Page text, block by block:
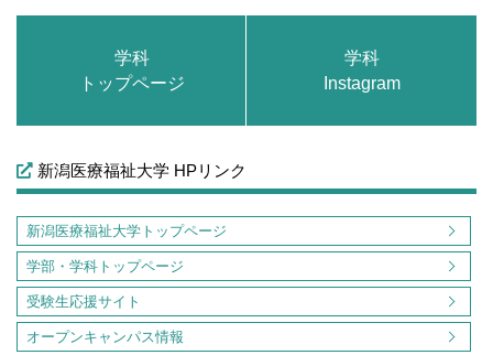
学科
トップページ
学科
Instagram
新潟医療福祉大学 HPリンク
新潟医療福祉大学トップページ
学部・学科トップページ
受験生応援サイト
オープンキャンパス情報